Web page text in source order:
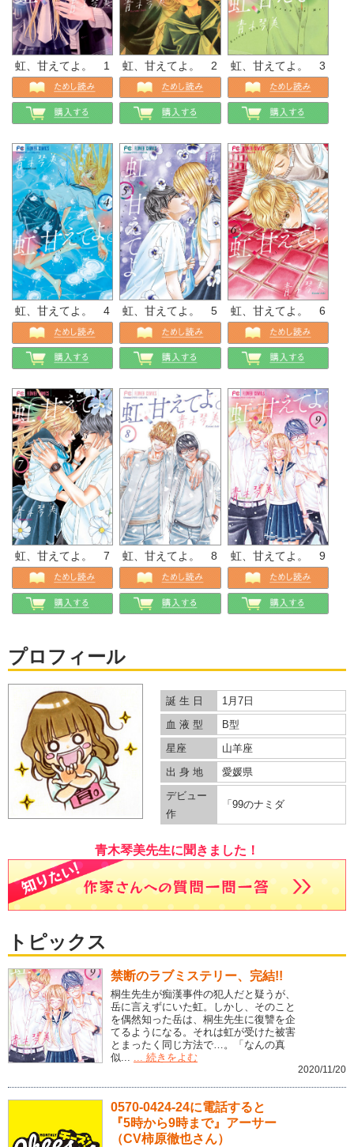
虹、甘えてよ。 1 虹、甘えてよ。 2 虹、甘えてよ。 3
虹、甘えてよ。 4 虹、甘えてよ。 5 虹、甘えてよ。 6
虹、甘えてよ。 7 虹、甘えてよ。 8 虹、甘えてよ。 9
プロフィール
誕 生 日
1月7日
血 液 型
B型
星座
山羊座
出 身 地
愛媛県
デビュー
作
「99のナミダ
青木琴美先生に聞きました！
トピックス
禁断のラブミステリー、完結!!
桐生先生が痴漢事件の犯人だと疑うが、
岳に言えずにいた虹。しかし、そのこと
を偶然知った岳は、桐生先生に復讐を企
てるようになる。それは虹が受けた被害
とまったく同じ方法で…。「なんの真
似... ... 続きをよむ
2020/11/20
0570-0424-24に電話すると
『5時から9時まで』アーサー
（CV柿原徹也さん）